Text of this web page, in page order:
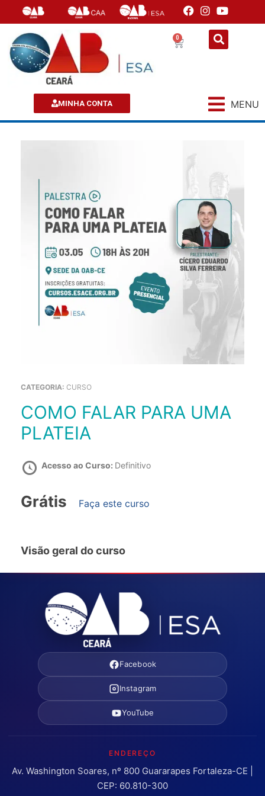
0
MINHA CONTA MENU
CATEGORIA: CURSO
COMO FALAR PARA UMA
PLATEIA
Acesso ao Curso: Definitivo
Grátis Faça este curso
Visão geral do curso
Facebook
Instagram
YouTube
ENDEREÇO
Av. Washington Soares, nº 800 Guararapes Fortaleza-CE |
CEP: 60.810-300